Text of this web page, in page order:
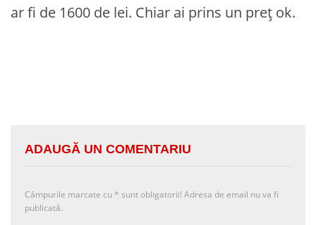
ar fi de 1600 de lei. Chiar ai prins un preț ok.
ADAUGĂ UN COMENTARIU
Câmpurile marcate cu * sunt obligatorii! Adresa de email nu va fi
publicată.